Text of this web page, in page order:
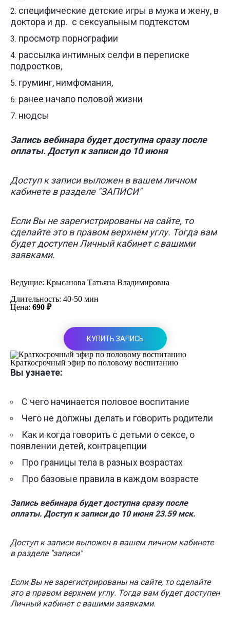
специфические детские игры в мужа и жену, в
доктора и др. с сексуальным подтекстом
просмотр порнографии
рассылка интимных селфи в переписке
подростков,
груминг, нимфомания,
ранее начало половой жизни
нюдсы
Запись вебинара будет доступна сразу после
оплаты. Доступ к записи до 10 июня
Доступ к записи выложен в вашем личном
кабинете в разделе "ЗАПИСИ"
Если Вы не зарегистрированы на сайте, то
сделайте это в правом верхнем углу. Тогда вам
будет доступен Личный кабинет с вашими
заявками.
Ведущие: Крысанова Татьяна Владимировна
Длительность: 40-50 мин
Цена: 690 ₽
КУПИТЬ ЗАПИСЬ
Краткосрочный эфир по половому воспитанию
Вы узнаете:
С чего начинается половое воспитание
Чего не должны делать и говорить родители
Как и когда говорить с детьми о сексе, о
появлении детей, контрацепции
Про границы тела в разных возрастах
Про базовые правила в каждом возрасте
Запись вебинара будет доступна сразу после
оплаты. Доступ к записи до 10 июня 23.59 мск.
Доступ к записи выложен в вашем личном кабинете
в разделе "записи"
Если Вы не зарегистрированы на сайте, то сделайте
это в правом верхнем углу. Тогда вам будет доступен
Личный кабинет с вашими заявками.